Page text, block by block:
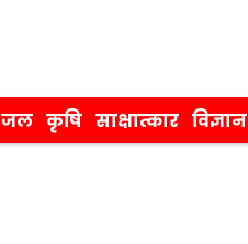
जल कृषि साक्षात्कार विज्ञान